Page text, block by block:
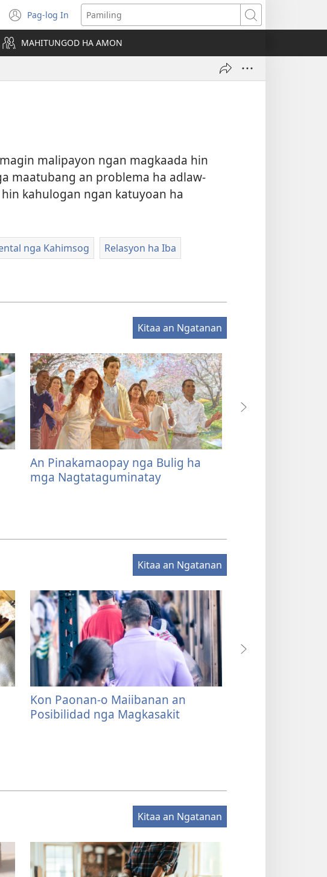
Pag-log In
(opens
new
window)
Pamiling
MAHITUNGOD HA AMON
malipayon ngan magkaada hin
maatubang an problema ha adlaw-
kahulogan ngan katuyoan ha
nga Kahimsog Relasyon ha Iba
Kitaa an Ngatanan
An Pinakamaopay nga Bulig ha
mga Nagtataguminatay
Kitaa an Ngatanan
Kon Paonan-o Maiibanan an
Posibilidad nga Magkasakit
Kitaa an Ngatanan